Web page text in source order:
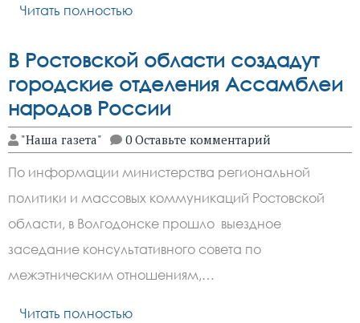
Читать полностью
В Ростовской области создадут
городские отделения Ассамблеи
народов России
"Наша газета" 0 Оставьте комментарий
По информации министерства региональной
политики и массовых коммуникаций Ростовской
области, в Волгодонске прошло выездное
заседание консультативного совета по
межэтническим отношениям,…
Читать полностью